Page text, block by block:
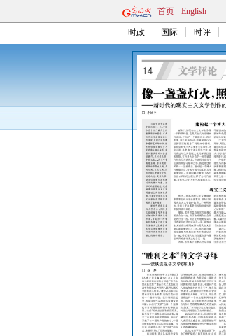
首页 English
时政 国际 时评